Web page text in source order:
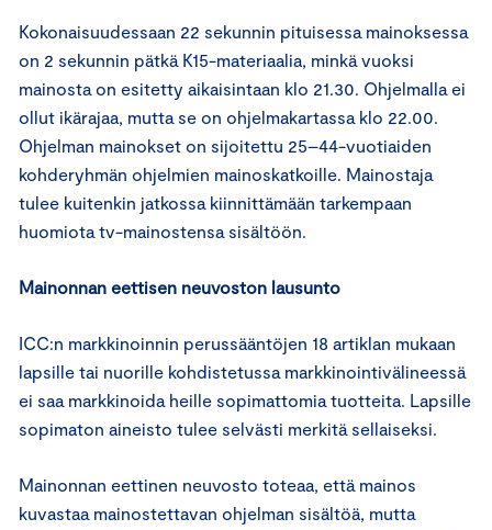
Kokonaisuudessaan 22 sekunnin pituisessa mainoksessa
on 2 sekunnin pätkä K15-materiaalia, minkä vuoksi
mainosta on esitetty aikaisintaan klo 21.30. Ohjelmalla ei
ollut ikärajaa, mutta se on ohjelmakartassa klo 22.00.
Ohjelman mainokset on sijoitettu 25–44-vuotiaiden
kohderyhmän ohjelmien mainoskatkoille. Mainostaja
tulee kuitenkin jatkossa kiinnittämään tarkempaan
huomiota tv-mainostensa sisältöön.
Mainonnan eettisen neuvoston lausunto
ICC:n markkinoinnin perussääntöjen 18 artiklan mukaan
lapsille tai nuorille kohdistetussa markkinointivälineessä
ei saa markkinoida heille sopimattomia tuotteita. Lapsille
sopimaton aineisto tulee selvästi merkitä sellaiseksi.
Mainonnan eettinen neuvosto toteaa, että mainos
kuvastaa mainostettavan ohjelman sisältöä, mutta